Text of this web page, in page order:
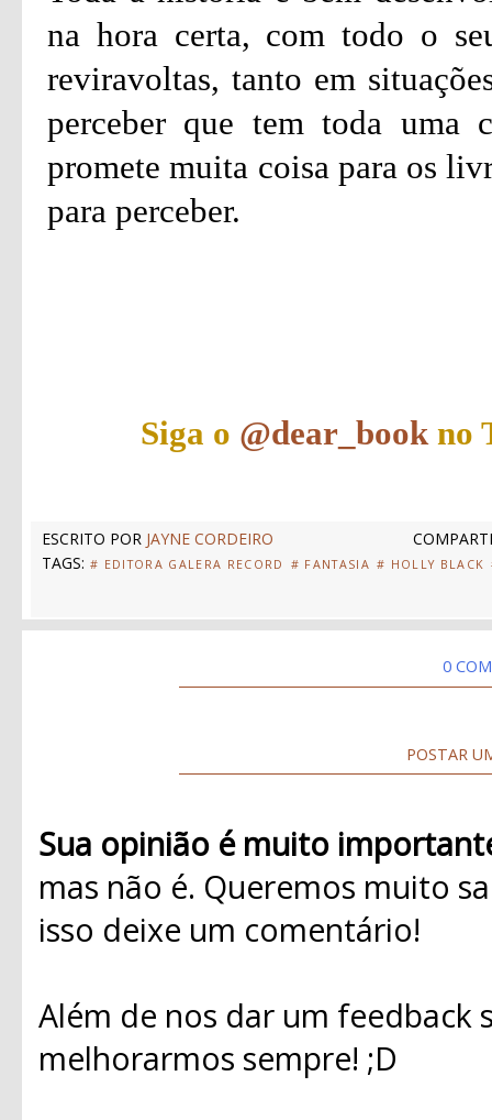
na hora certa, com todo o
reviravoltas, tanto em
perceber que tem toda uma
promete muita coisa para os
para perceber.
Siga o @dear_book no
ESCRITO POR JAYNE CORDEIRO
TAGS: # EDITORA GALERA RECORD # FANTASIA # HOLLY BLACK
0
POSTAR
Sua opinião é muito
mas não é. Queremos muito
isso deixe um comentário!
Além de nos dar um
melhorarmos sempre! ;D